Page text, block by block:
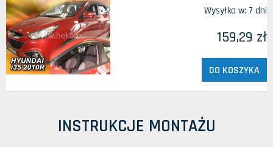
Wysyłka w: 7 dni
159,29 zł
DO KOSZYKA
INSTRUKCJE MONTAŻU